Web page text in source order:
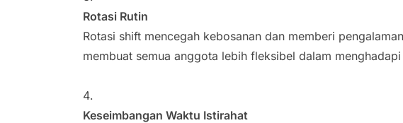
Rotasi Rutin
Rotasi shift mencegah kebosanan dan memberi
membuat semua anggota lebih fleksibel dalam
Keseimbangan Waktu Istirahat